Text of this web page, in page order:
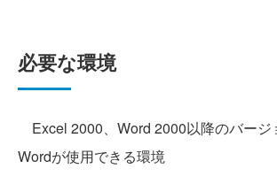
必要な環境
Excel 2000、Word 2000以降のバージ
Wordが使用できる環境